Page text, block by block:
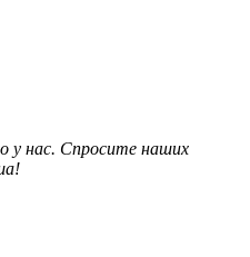
у нас. Спросите наших